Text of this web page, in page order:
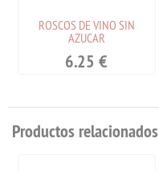
ROSCOS DE VINO SIN
AZUCAR
6.25 €
Productos relacionados